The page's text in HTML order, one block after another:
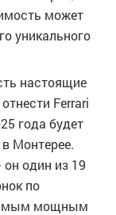
может
уникального
настоящие
Ferrari
года будет
Монтерее.
один из 19
по
мощным